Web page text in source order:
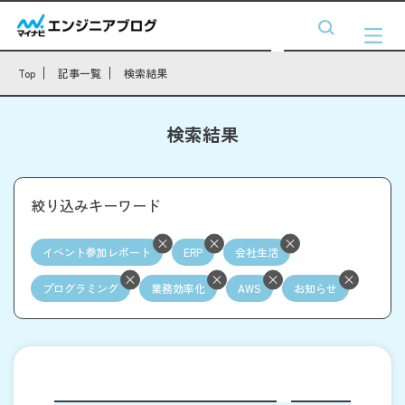
Top 記事一覧 検索結果
検索結果
絞り込みキーワード
イベント参加レポート ERP 会社生活
プログラミング 業務効率化 AWS お知らせ